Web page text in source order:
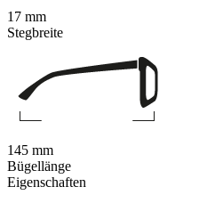
Eigenschaften
17 mm
Stegbreite
145 mm
Bügellänge